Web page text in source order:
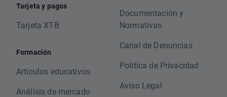
Tarjeta y pagos
Tarjeta XTB
Formación
Artículos educativos
Análisis de mercado
Documentación y
Normativas
Canal de Denuncias
Política de Privacidad
Aviso Legal